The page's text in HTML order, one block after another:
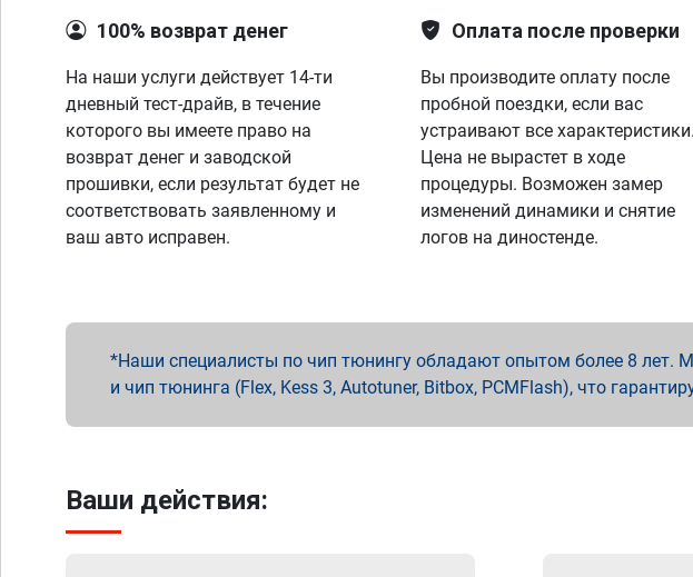
100% возврат денег
На наши услуги действует 14-ти
дневный тест-драйв, в течение
которого вы имеете право на
возврат денег и заводской
прошивки, если результат будет не
соответствовать заявленному и
ваш авто исправен.
Оплата после проверки
Вы производите оплату после
пробной поездки, если вас
устраивают все характеристики.
Цена не вырастет в ходе
процедуры. Возможен замер
изменений динамики и снятие
логов на диностенде.
Наши специалисты по чип тюнингу обладают опытом более 8 лет.
и чип тюнинга (Flex, Kess 3, Autotuner, Bitbox, PCMFlash), что
Ваши действия: